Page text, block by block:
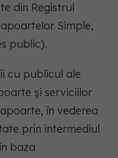
din Registrul
Simple,
public).
cu publicul ale
și serviciilor
în vederea
prin intermediul
baza